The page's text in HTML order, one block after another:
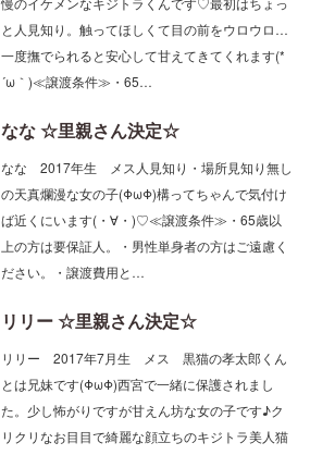
一度撫でられると安心して甘えてきてくれます(*
´ω｀)≪譲渡条件≫・65…
なな 2017年生 メス人見知り・場所見知り無し
の天真爛漫な女の子(ΦωΦ)構ってちゃんで気付け
ば近くにいます(・∀・)♡≪譲渡条件≫・65歳以
上の方は要保証人。・男性単身者の方はご遠慮く
ださい。・譲渡費用と…
リリー 2017年7月生 メス 黒猫の孝太郎くん
とは兄妹です(ΦωΦ)西宮で一緒に保護されまし
た。少し怖がりですが甘えん坊な女の子です♪ク
リクリなお目目で綺麗な顔立ちのキジトラ美人猫
☆≪譲渡条件≫・60歳以上…